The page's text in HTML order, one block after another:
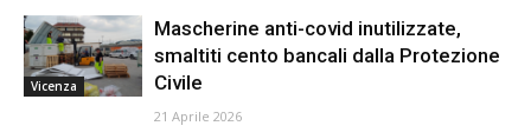
Vicenza
Mascherine anti-covid inutilizzate,
smaltiti cento bancali dalla Protezione
Civile
21 Aprile 2026